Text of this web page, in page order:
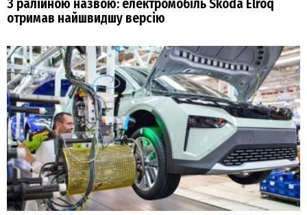
З ралійною назвою: електромобіль Skoda Elroq
отримав найшвидшу версію